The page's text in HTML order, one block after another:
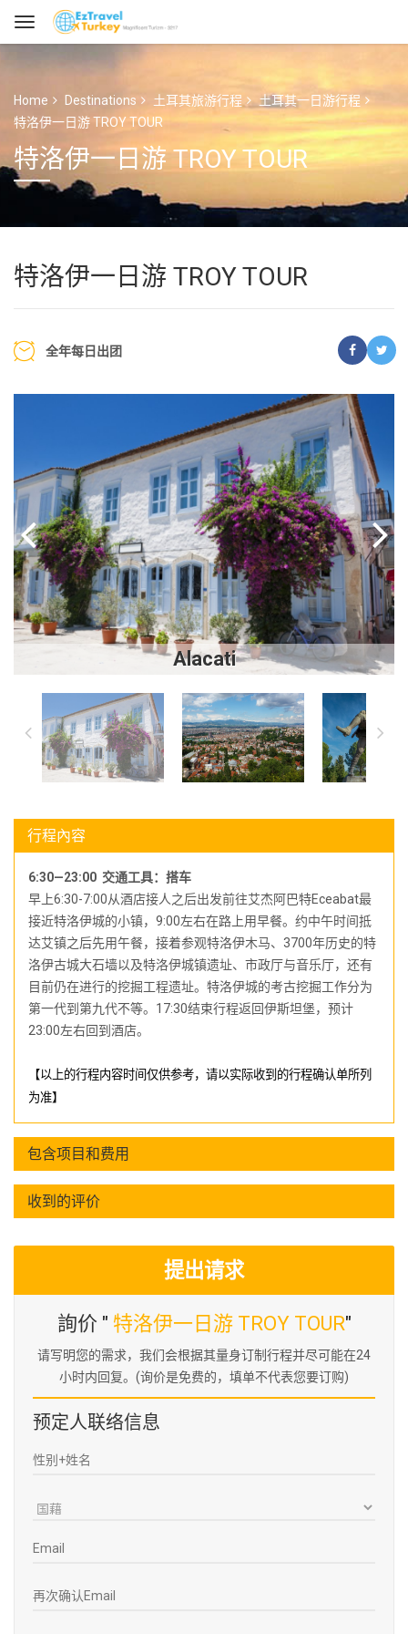
Home Destinations 土耳其旅游行程
土耳其一日游行程
特洛伊一日游 TROY TOUR
特洛伊一日游 TROY TOUR
特洛伊一日游 TROY TOUR
全年每日出团
Alacati
Previous Next
行程內容
6:30—23:00 交通工具：搭车
早上6:30-7:00从酒店接人之后出发前往艾杰阿巴特Eceabat最
接近特洛伊城的小镇，9:00左右在路上用早餐。约中午时间抵
达艾镇之后先用午餐，接着参观特洛伊木马、3700年历史的特
洛伊古城大石墙以及特洛伊城镇遗址、市政厅与音乐厅，还有
目前仍在进行的挖掘工程遗址。特洛伊城的考古挖掘工作分为
第一代到第九代不等。17:30结束行程返回伊斯坦堡，预计
23:00左右回到酒店。
【以上的行程内容时间仅供参考，请以实际收到的行程确认单所列
为准】
包含项目和费用
收到的评价
提出请求
詢价 " 特洛伊一日游 TROY TOUR"
请写明您的需求，我们会根据其量身订制行程并尽可能在24
小时内回复。(询价是免费的，填单不代表您要订购)
预定人联络信息